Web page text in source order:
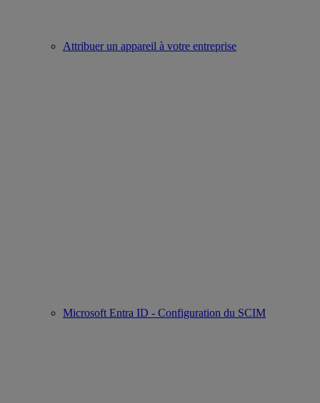
Attribuer un appareil à votre entreprise
Microsoft Entra ID - Configuration du SCIM